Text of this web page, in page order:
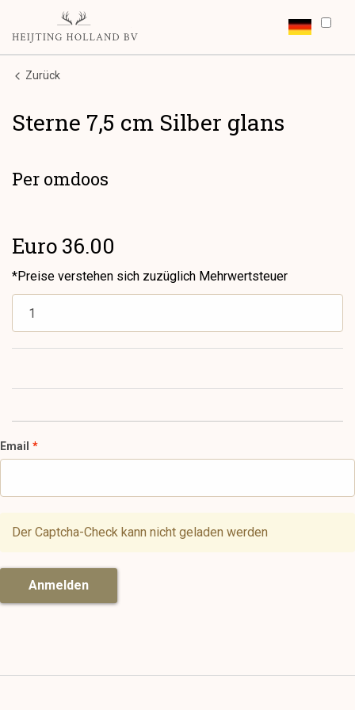
Zurück
Sterne 7,5 cm Silber glans
Per omdoos
Euro 36.00
*Preise verstehen sich zuzüglich Mehrwertsteuer
Email
Der Captcha-Check kann nicht geladen werden
Anmelden